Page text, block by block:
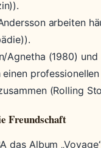
arbeiten
Agnetha (1980)
(Rolling
Freundschaft
das Album